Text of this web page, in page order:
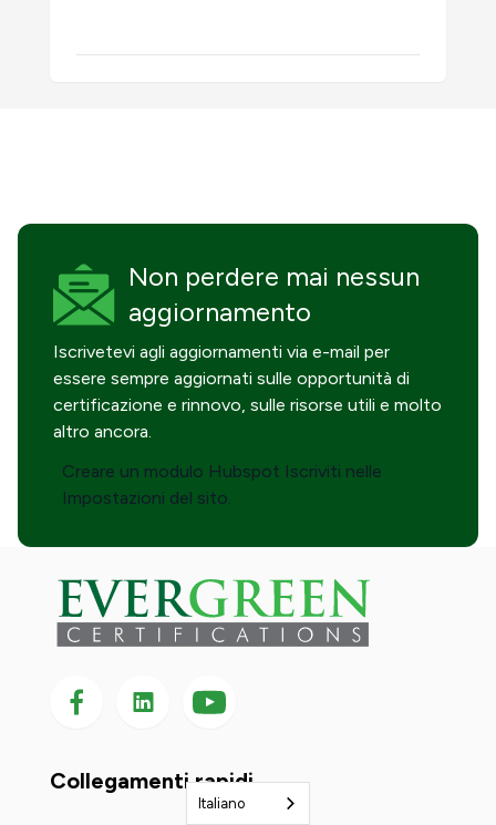
Non perdere mai nessun
aggiornamento
Iscrivetevi agli aggiornamenti via e-mail per
essere sempre aggiornati sulle opportunità di
certificazione e rinnovo, sulle risorse utili e molto
altro ancora.
Creare un modulo Hubspot Iscriviti nelle
Impostazioni del sito.
Seguici su Facebook
Seguici su LinkedIn
Seguici
su
Collegamenti rapidi
Italiano